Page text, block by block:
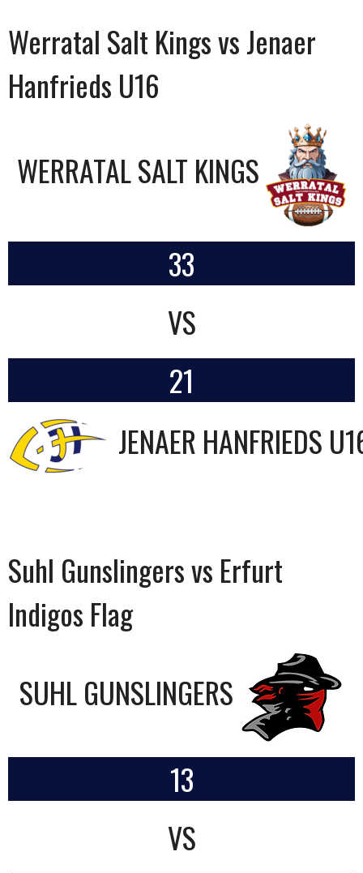
Werratal Salt Kings vs Jenaer
Hanfrieds U16
WERRATAL SALT KINGS
33
VS
21
JENAER HANFRIEDS
Suhl Gunslingers vs Erfurt
Indigos Flag
SUHL GUNSLINGERS
13
VS